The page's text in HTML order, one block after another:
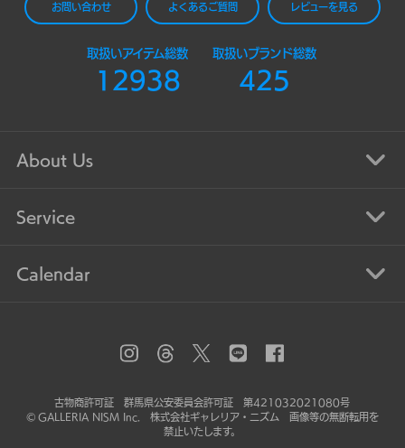
お問い合わせ よくあるご質問 レビューを見る
取扱いアイテム総数
12938
取扱いブランド総数
425
About Us
Service
Calendar
古物商許可証 群馬県公安委員会許可証 第421032021080号
© GALLERIA NISM Inc. 株式会社ギャレリア・ニズム 画像等の無断転用を
禁止いたします。